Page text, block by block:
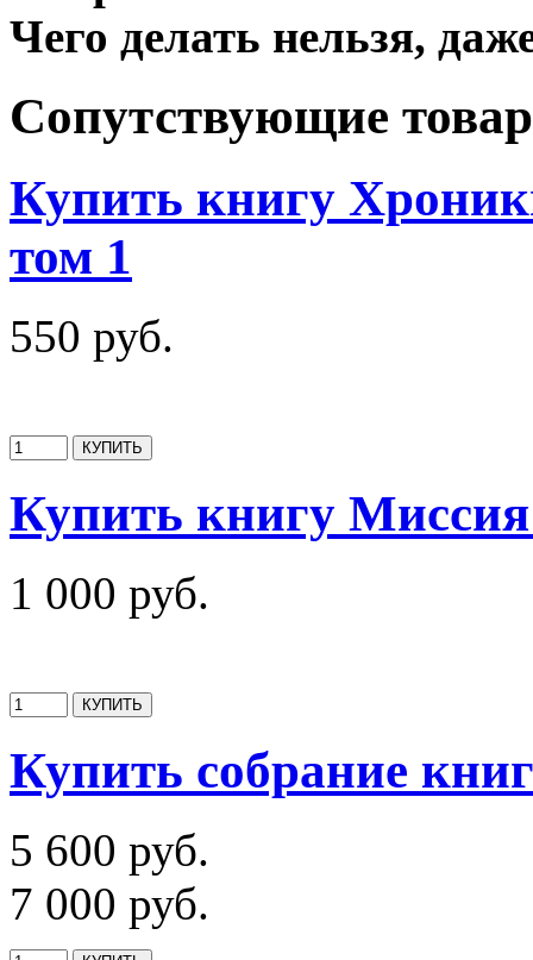
Чего делать нельзя,
Сопутствующие
Купить книгу
том 1
550 руб.
Купить книгу
1 000 руб.
Купить собрание
5 600 руб.
7 000 руб.